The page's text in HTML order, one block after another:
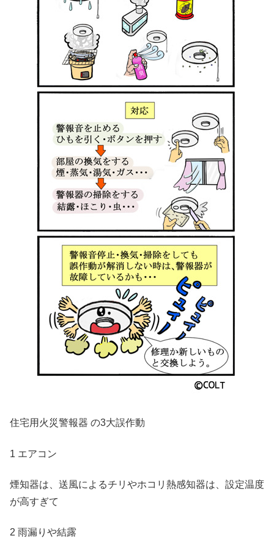
住宅用火災警報器 の3大誤作動
1 エアコン
煙知器は、送風によるチリやホコリ熱感知器は、設定温度
が高すぎて
2 雨漏りや結露